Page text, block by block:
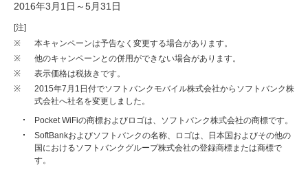
2016年3月1日～5月31日
[注]
※
本キャンペーンは予告なく変更する場合があります。
※
他のキャンペーンとの併用ができない場合があります。
※
表示価格は税抜きです。
※
2015年7月1日付でソフトバンクモバイル株式会社からソフトバンク株
式会社へ社名を変更しました。
Pocket WiFiの商標およびロゴは、ソフトバンク株式会社の商標です。
SoftBankおよびソフトバンクの名称、ロゴは、日本国およびその他の
国におけるソフトバンクグループ株式会社の登録商標または商標で
す。